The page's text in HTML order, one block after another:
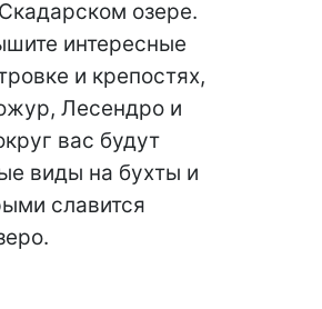
озере.
интересные
и крепостях,
Лесендро и
вас будут
виды на бухты и
славится